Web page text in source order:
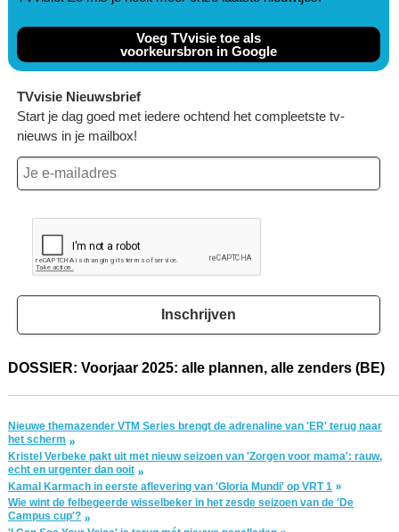
Voeg TVvisie toe als
voorkeursbron in Google
TVvisie Nieuwsbrief
Start je dag goed met iedere ochtend het compleetste tv-
nieuws in je mailbox!
Inschrijven
DOSSIER: Voorjaar 2025: alle plannen, alle zenders (BE)
Nieuwe themazender VTM Series brengt de adrenaline van 'ER' terug naar
het scherm
Kristel Verbeke pakt uit met nieuw seizoen van 'Zorgen voor mama': rauw,
echt en urgenter dan ooit
Kamal Karmach in eerste aflevering van 'Gloria Mundi' op VRT 1
Wie wint de felbegeerde wisselbeker in het zesde seizoen van de 'De
Campus cup'?